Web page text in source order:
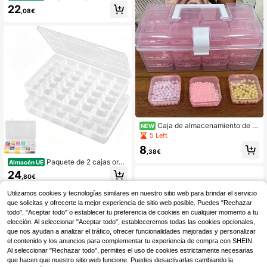
enamiento con tapa, juego de 13 ca
jas de almacenamiento de plástico t
s, adecuadas para organizar peque
ñas cuentas, tornillos y otros sumini
stros para manualidades.
22 ,08€
Almacén UE Paquete de 2 cajas orga
nizadoras de plástico con 36 comp
artimentos y divisores ajustables, e
ños para cuentas, joyas, tornillos, a
decuados para la sala de estar, el e
studio y proyectos de manualidade
s
24 ,80€
4Hay otros vendedores
NEW Caja de almacenamiento de pl
ástico transparente de gran capaci
dad con 32 compartimentos, perfec
ta para organizar joyas y accesorio
ba de polvo, organizador de piezas
y accesorios con tapa
5 Left
8 ,38€
Utilizamos cookies y tecnologías similares en nuestro sitio web para brindar el servicio
que solicitas y ofrecerte la mejor experiencia de sitio web posible. Puedes "Rechazar
todo", "Aceptar todo" o establecer tu preferencia de cookies en cualquier momento a tu
elección. Al seleccionar "Aceptar todo", estableceremos todas las cookies opcionales,
que nos ayudan a analizar el tráfico, ofrecer funcionalidades mejoradas y personalizar
el contenido y los anuncios para complementar tu experiencia de compra con SHEIN.
Al seleccionar "Rechazar todo", permites el uso de cookies estrictamente necesarias
que hacen que nuestro sitio web funcione. Puedes desactivarlas cambiando la